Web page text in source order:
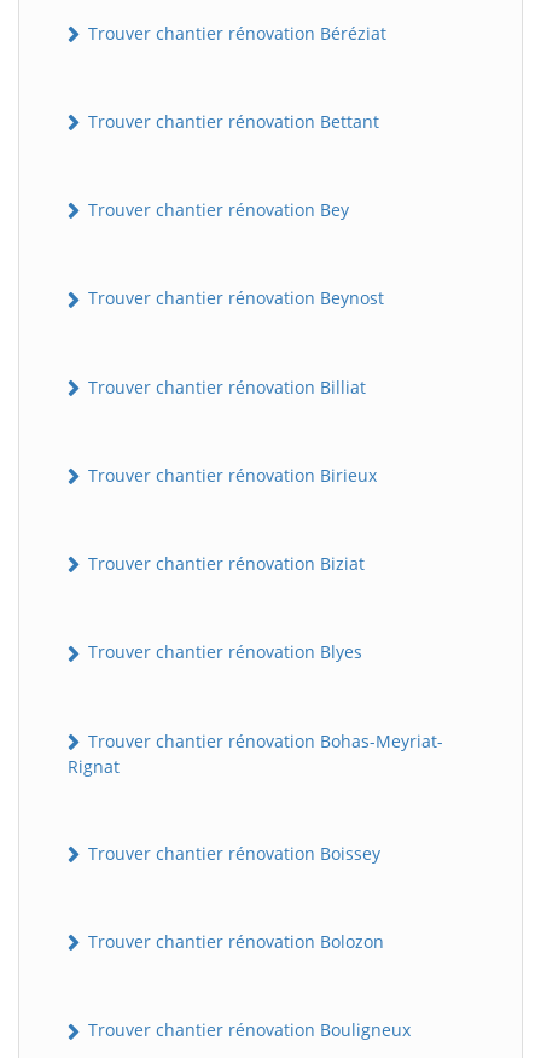
Trouver chantier rénovation Béréziat
Trouver chantier rénovation Bettant
Trouver chantier rénovation Bey
Trouver chantier rénovation Beynost
Trouver chantier rénovation Billiat
Trouver chantier rénovation Birieux
Trouver chantier rénovation Biziat
Trouver chantier rénovation Blyes
Trouver chantier rénovation Bohas-Meyriat-
Rignat
Trouver chantier rénovation Boissey
Trouver chantier rénovation Bolozon
Trouver chantier rénovation Bouligneux